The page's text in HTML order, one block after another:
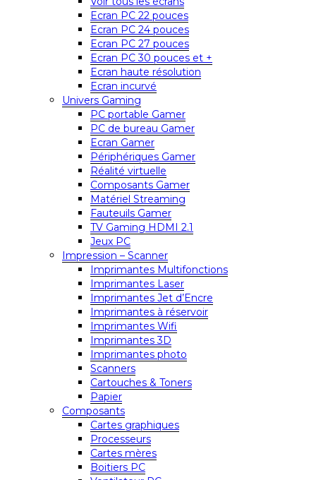
Ecran PC 22 pouces
Ecran PC 24 pouces
Ecran PC 27 pouces
Ecran PC 30 pouces et +
Ecran haute résolution
Ecran incurvé
Univers Gaming
PC portable Gamer
PC de bureau Gamer
Ecran Gamer
Périphériques Gamer
Réalité virtuelle
Composants Gamer
Matériel Streaming
Fauteuils Gamer
TV Gaming HDMI 2.1
Jeux PC
Impression – Scanner
Imprimantes Multifonctions
Imprimantes Laser
Imprimantes Jet d’Encre
Imprimantes à réservoir
Imprimantes Wifi
Imprimantes 3D
Imprimantes photo
Scanners
Cartouches & Toners
Papier
Composants
Cartes graphiques
Processeurs
Cartes mères
Boitiers PC